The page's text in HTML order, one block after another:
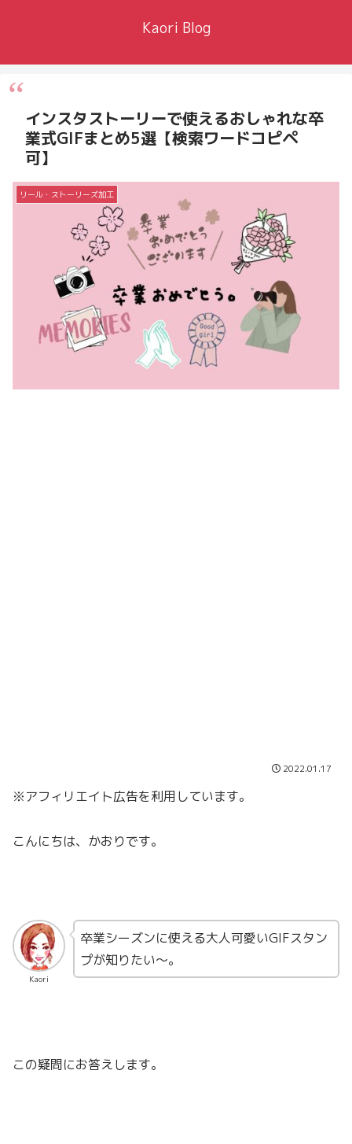
Kaori Blog
インスタストーリーで使えるおしゃれな卒
業式GIFまとめ5選【検索ワードコピペ
可】
リール・ストーリーズ加工
2022.01.17
※アフィリエイト広告を利用しています。
こんにちは、かおりです。
Kaori
卒業シーズンに使える大人可愛いGIFスタン
プが知りたい〜。
この疑問にお答えします。